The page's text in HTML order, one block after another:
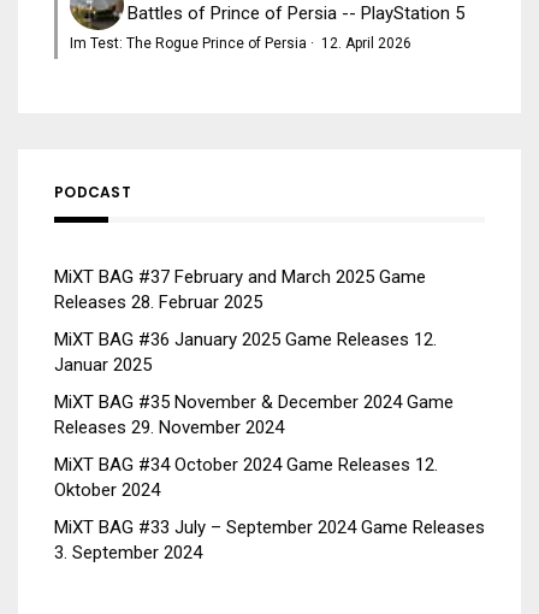
Battles of Prince of Persia -- PlayStation 5
Im Test: The Rogue Prince of Persia · 12. April 2026
PODCAST
MiXT BAG #37 February and March 2025 Game
Releases 28. Februar 2025
MiXT BAG #36 January 2025 Game Releases 12.
Januar 2025
MiXT BAG #35 November & December 2024 Game
Releases 29. November 2024
MiXT BAG #34 October 2024 Game Releases 12.
Oktober 2024
MiXT BAG #33 July – September 2024 Game Releases
3. September 2024